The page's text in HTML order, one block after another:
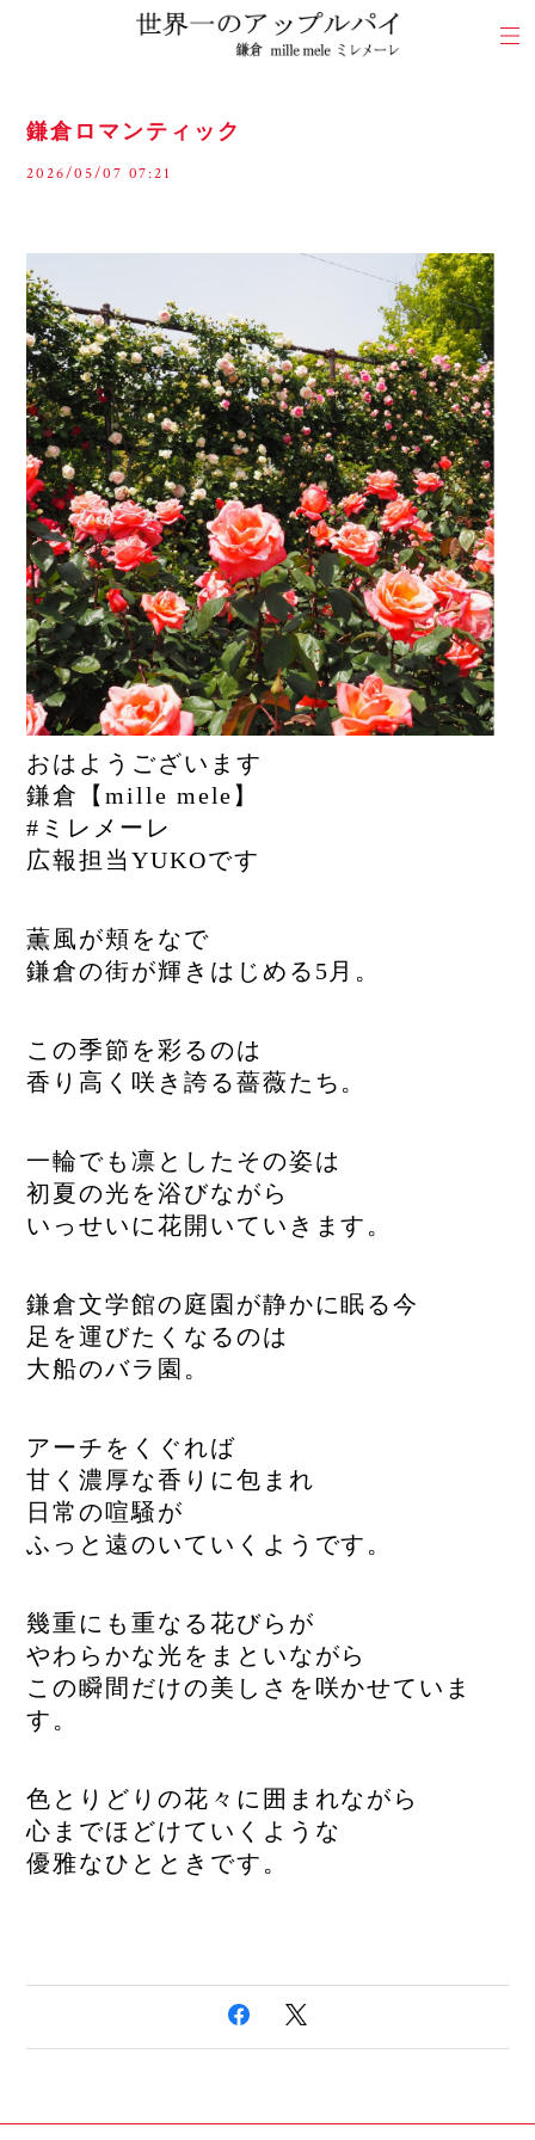
鎌倉ロマンティック
2026/05/07 07:21
おはようございます
鎌倉【mille mele】
#ミレメーレ
広報担当YUKOです
薫風が頬をなで
鎌倉の街が輝きはじめる5月。
この季節を彩るのは
香り高く咲き誇る薔薇たち。
一輪でも凛としたその姿は
初夏の光を浴びながら
いっせいに花開いていきます。
鎌倉文学館の庭園が静かに眠る今
足を運びたくなるのは
大船のバラ園。
アーチをくぐれば
甘く濃厚な香りに包まれ
日常の喧騒が
ふっと遠のいていくようです。
幾重にも重なる花びらが
やわらかな光をまといながら
この瞬間だけの美しさを咲かせていま
す。
色とりどりの花々に囲まれながら
心までほどけていくような
優雅なひとときです。